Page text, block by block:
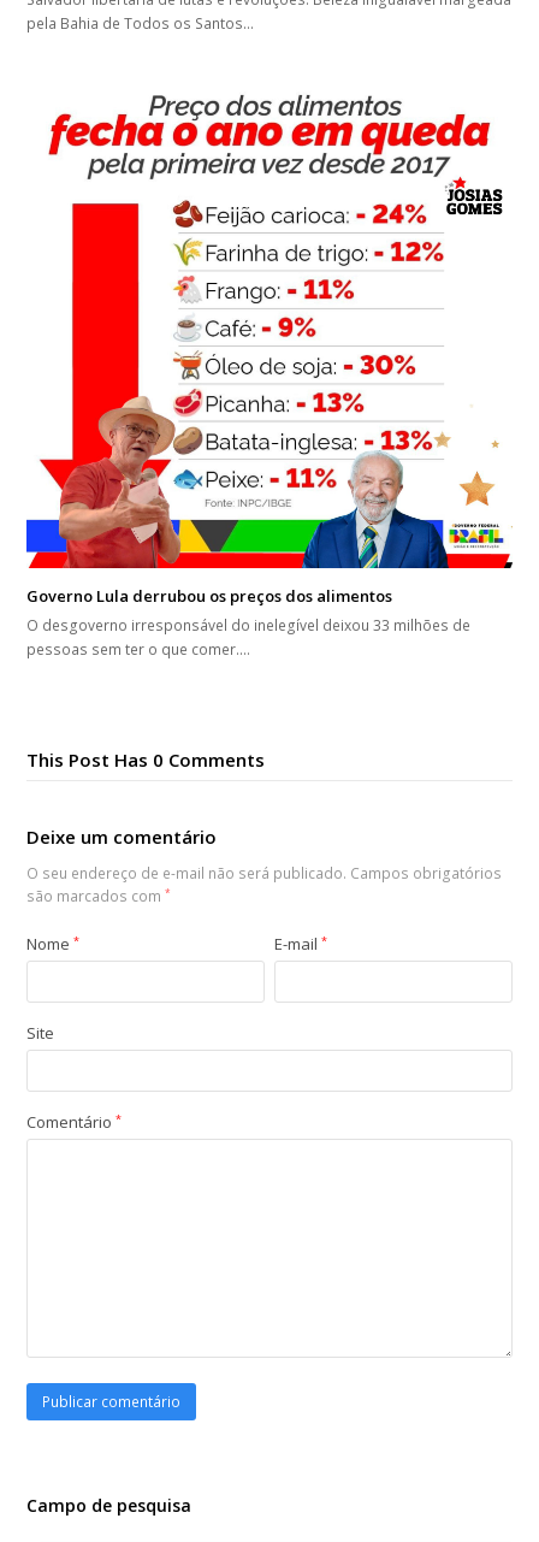
pela Bahia de Todos os Santos…
Governo Lula derrubou os preços dos alimentos
O desgoverno irresponsável do inelegível deixou 33 milhões de
pessoas sem ter o que comer.…
This Post Has 0 Comments
Deixe um comentário
O seu endereço de e-mail não será publicado. Campos obrigatórios
são marcados com*
Nome* E-mail*
Site
Comentário*
Campo de pesquisa